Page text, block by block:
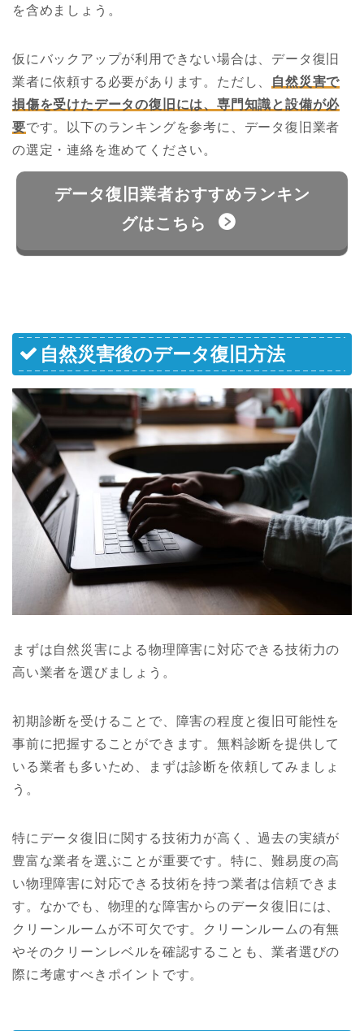
を含めましょう。
仮にバックアップが利用できない場合は、データ復旧
業者に依頼する必要があります。ただし、
自然災害で
損傷を受けたデータの復旧には、専門知識と設備が必
要です。以下のランキングを参考に、データ復旧業者
の選定・連絡を進めてください。
データ復旧業者おすすめランキン
グはこちら
自然災害後のデータ復旧方法
まずは自然災害による物理障害に対応できる技術力の
高い業者を選びましょう。
初期診断を受けることで、障害の程度と復旧可能性を
事前に把握することができます。無料診断を提供して
いる業者も多いため、まずは診断を依頼してみましょ
う。
特にデータ復旧に関する技術力が高く、過去の実績が
豊富な業者を選ぶことが重要です。特に、難易度の高
い物理障害に対応できる技術を持つ業者は信頼できま
す。なかでも、物理的な障害からのデータ復旧には、
クリーンルームが不可欠です。クリーンルームの有無
やそのクリーンレベルを確認することも、業者選びの
際に考慮すべきポイントです。